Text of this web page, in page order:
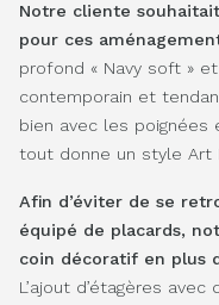
Notre cliente
pour ces
profond « Navy soft »
contemporain et
bien avec les poignées
tout donne un style Art
Afin d’éviter de se
équipé de placards,
coin décoratif en plus
L’ajout d’étagères